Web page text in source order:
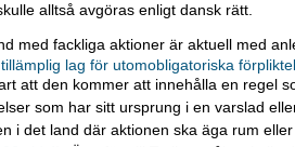
alltså avgöras enligt dansk rätt.
med fackliga aktioner är aktuell med
lag för utomobligatoriska
att den kommer att innehålla en regel
som har sitt ursprung i en varslad
i det land där aktionen ska äga rum